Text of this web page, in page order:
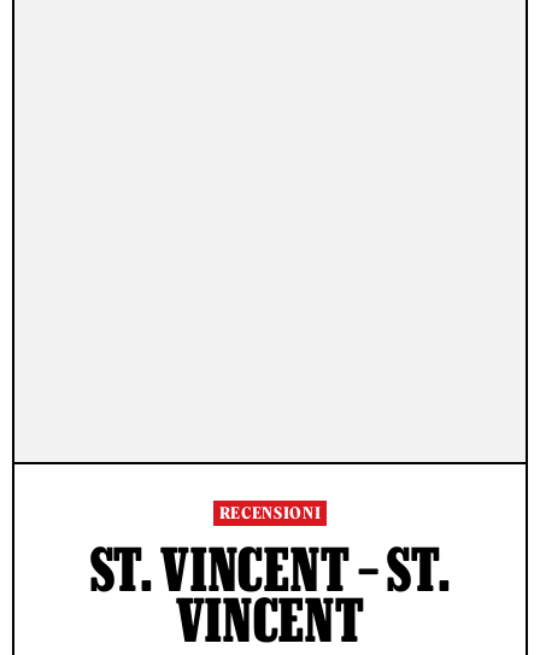
RECENSIONI
ST. VINCENT – ST.
VINCENT